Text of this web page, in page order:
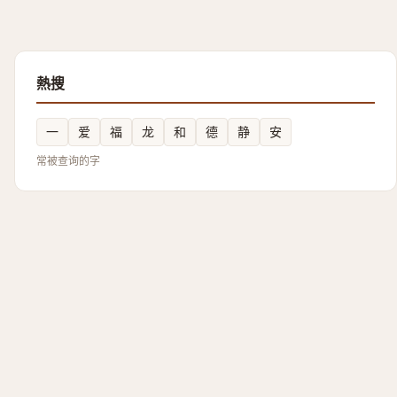
熱搜
一 爱 福 龙 和 德 静 安
常被查询的字